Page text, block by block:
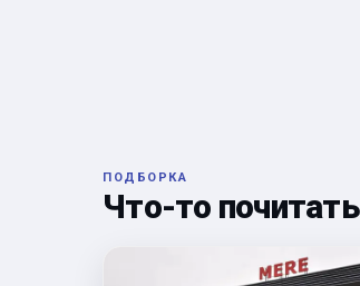
ПОДБОРКА
Что-то почитать